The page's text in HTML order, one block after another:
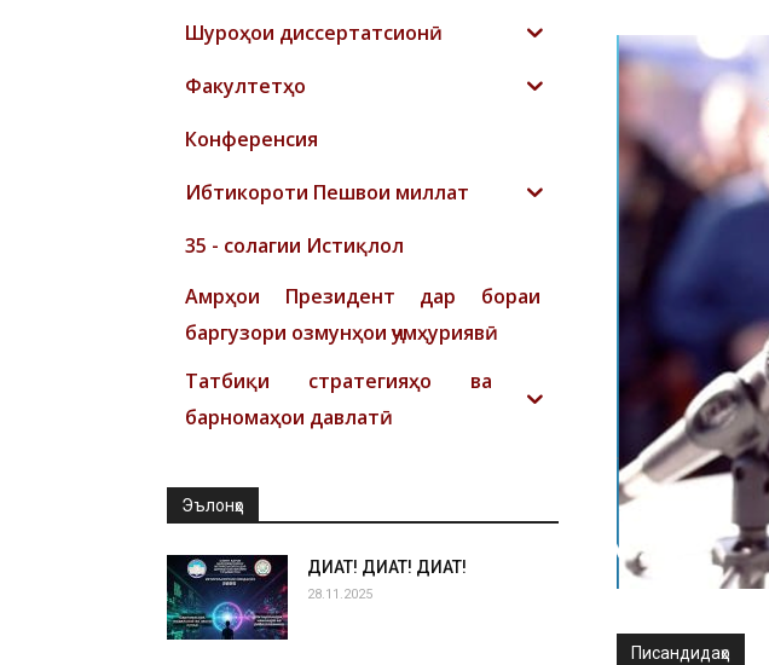
Писандидаҳо
Шyроҳои диссертатсионӣ
Факултетҳо
Конференсия
Ибтикороти Пешвои миллат
35 - солагии Истиқлол
Амрҳои Президент дар бораи
баргузори озмунҳои ҷумҳуриявӣ
Татбиқи стратегияҳо ва
барномаҳои давлатӣ
Эълонҳо
ДИҚҚАТ! ДИҚҚАТ! ДИҚҚАТ!
28.11.2025